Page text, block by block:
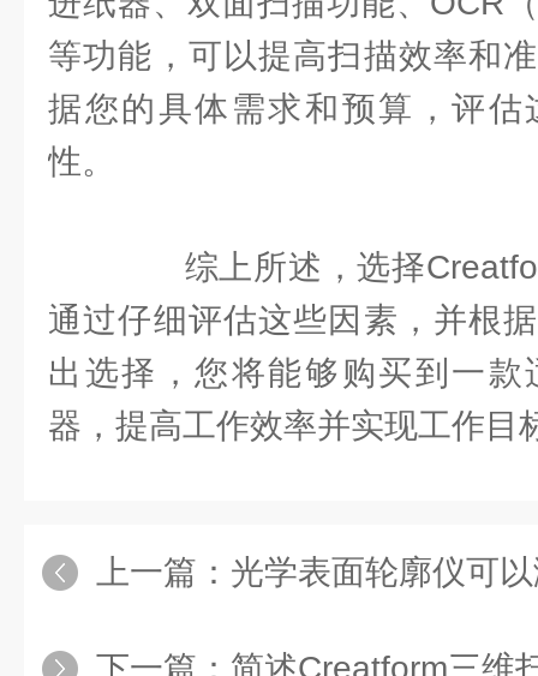
等功能，可以提高扫描效率和
据您的具体需求和预算，评估
性。
综上所述，选择
通过仔细评估这些因素，并根
出选择，您将能够购买到一
器，提高工作效率并实现工作目
上一篇： 光学表面轮廓仪可
下一篇： 简述Creatform三维